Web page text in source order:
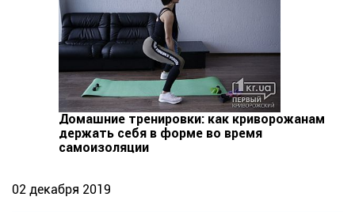
Домашние тренировки: как криворожанам
держать себя в форме во время
самоизоляции
02 декабря 2019